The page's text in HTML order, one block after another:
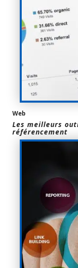
Web
Les meilleurs
référencement